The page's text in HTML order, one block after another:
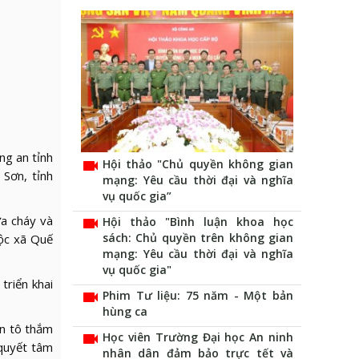
an tỉnh
tỉnh
cháy và
xã Quế
khai
tô thắm
tâm
videocam Hội thảo "Chủ quyền không gian
mạng: Yêu cầu thời đại và nghĩa
vụ quốc gia”
videocam Hội thảo "Bình luận khoa học
sách: Chủ quyền trên không gian
mạng: Yêu cầu thời đại và nghĩa
vụ quốc gia"
videocam Phim Tư liệu: 75 năm - Một bản
hùng ca
videocam Học viên Trường Đại học An ninh
nhân dân đảm bảo trực tết và